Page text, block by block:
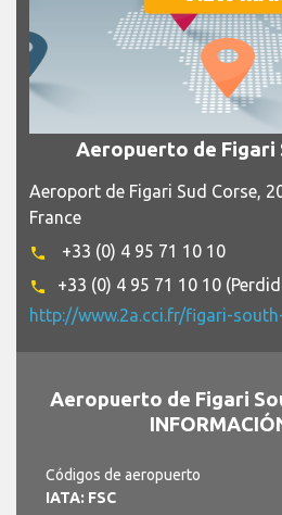
Aeropuerto de Figari
Aeroport de Figari Sud Corse,
France
phone +33 (0) 4 95 71 10 10
phone
+33 (0) 4 95 71 10 10
http://www.2a.cci.fr/figari-
Aeropuerto de Figari
Códigos de aeropuerto
IATA: FSC